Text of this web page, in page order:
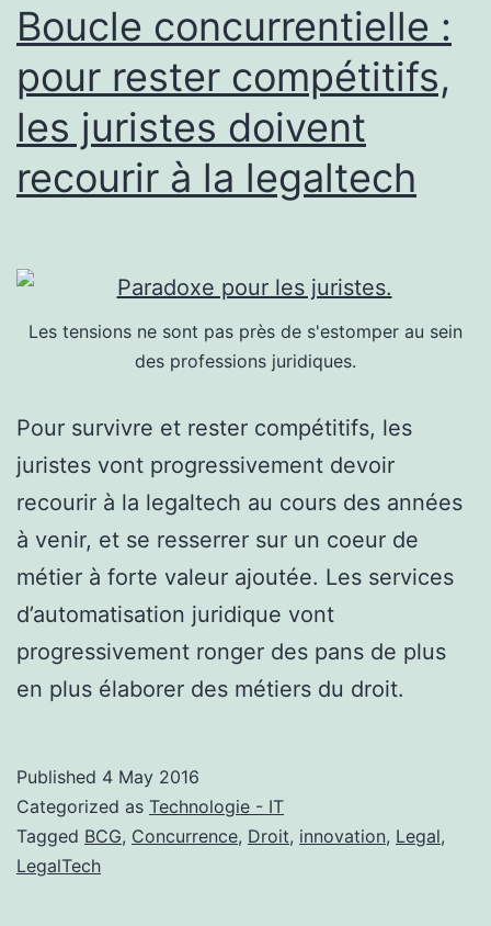
Boucle concurrentielle :
pour rester compétitifs,
les juristes doivent
recourir à la legaltech
Les tensions ne sont pas près de s'estomper au sein
des professions juridiques.
Pour survivre et rester compétitifs, les
juristes vont progressivement devoir
recourir à la legaltech au cours des années
à venir, et se resserrer sur un coeur de
métier à forte valeur ajoutée. Les services
d’automatisation juridique vont
progressivement ronger des pans de plus
en plus élaborer des métiers du droit.
Published 4 May 2016
Categorized as Technologie - IT
Tagged BCG, Concurrence, Droit, innovation, Legal,
LegalTech